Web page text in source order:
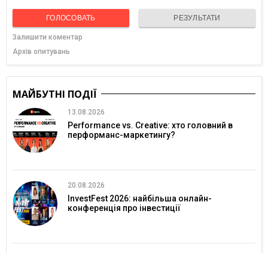
ГОЛОСОВАТЬ РЕЗУЛЬТАТИ
Залишити коментар
Архів опитувань
МАЙБУТНІ ПОДІЇ
13.08.2026
Performance vs. Creative: хто головний в
перформанс-маркетингу?
20.08.2026
InvestFest 2026: найбільша онлайн-
конференція про інвестиції